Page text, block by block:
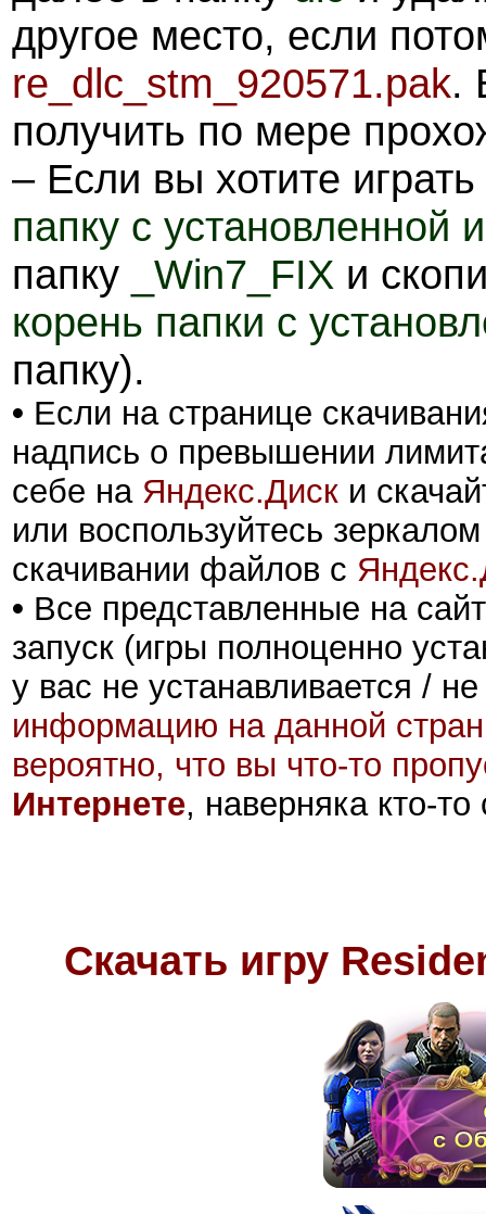
другое место, если
re_dlc_stm_920571.pak.
получить по мере
– Если вы хотите
папку с установленной
папку
_Win7_FIX и
корень папки с
папку).
• Если на странице
надпись о превышении
себе на Яндекс.Диск и
или воспользуйтесь
скачивании файлов с
• Все представленные на
запуск (игры полноценно
у вас не устанавливается /
информацию на данной
вероятно, что вы что-то
Интернете, наверняка кто-
Скачать игру